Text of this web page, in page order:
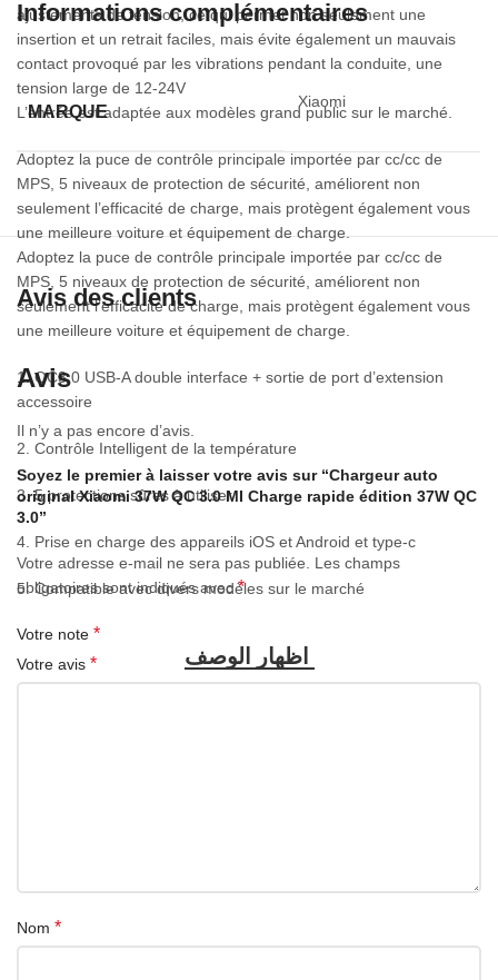
ajustements de tension, ce qui permet non seulement une
insertion et un retrait faciles, mais évite également un mauvais
contact provoqué par les vibrations pendant la conduite, une
tension large de 12-24V
L’entrée est adaptée aux modèles grand public sur le marché.
Adoptez la puce de contrôle principale importée par cc/cc de
MPS, 5 niveaux de protection de sécurité, améliorent non
seulement l’efficacité de charge, mais protègent également vous
une meilleure voiture et équipement de charge.
Adoptez la puce de contrôle principale importée par cc/cc de
MPS, 5 niveaux de protection de sécurité, améliorent non
seulement l’efficacité de charge, mais protègent également vous
une meilleure voiture et équipement de charge.
1. QC3.0 USB-A double interface + sortie de port d’extension
accessoire
2. Contrôle Intelligent de la température
3. 5 protections sûres à utiliser
4. Prise en charge des appareils iOS et Android et type-c
5. Compatible avec divers modèles sur le marché
Informations complémentaires
MARQUE
Xiaomi
Avis des clients
Avis
Il n’y a pas encore d’avis.
Soyez le premier à laisser votre avis sur “Chargeur auto
original Xiaomi 37W QC 3.0 MI Charge rapide édition 37W QC
3.0”
Votre adresse e-mail ne sera pas publiée. Les champs
obligatoires sont indiqués avec*
Votre note *
Votre avis *
Nom *